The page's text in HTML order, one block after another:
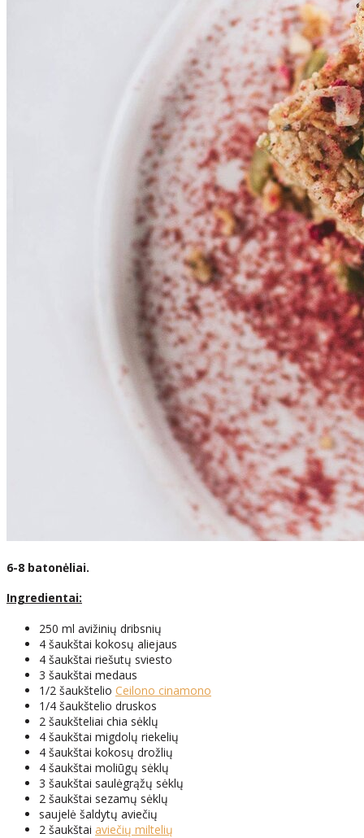
6-8 batonėliai.
Ingredientai:
250 ml avižinių dribsnių
4 šaukštai kokosų aliejaus
4 šaukštai riešutų sviesto
3 šaukštai medaus
1/2 šaukštelio Ceilono cinamono
1/4 šaukštelio druskos
2 šaukšteliai chia sėklų
4 šaukštai migdolų riekelių
4 šaukštai kokosų drožlių
4 šaukštai moliūgų sėklų
3 šaukštai saulėgrąžų sėklų
2 šaukštai sezamų sėklų
saujelė šaldytų aviečių
2 šaukštai aviečių miltelių